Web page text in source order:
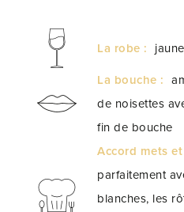
La robe :
La bouche :
de noisettes
fin de bouche
Accord mets
parfaitement
blanches, les